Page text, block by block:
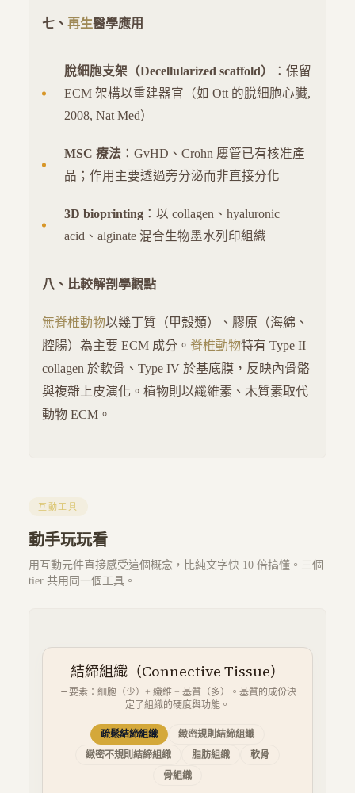
七、 再生醫學應用
脫細胞支架（Decellularized scaffold）
：保留
ECM 架構以重建器官（如 Ott 的脫細胞心臟,
2008, Nat Med）
MSC 療法 ：GvHD、Crohn 廔管已有核准產
品；作用主要透過旁分泌而非直接分化
3D bioprinting ：以 collagen、hyaluronic
acid、alginate 混合生物墨水列印組織
八、比較解剖學觀點
無脊椎動物以幾丁質（甲殼類）、膠原（海綿、
腔腸）為主要 ECM 成分。 脊椎動物特有 Type II
collagen 於軟骨、Type IV 於基底膜，反映內骨骼
與複雜上皮演化。植物則以纖維素、木質素取代
動物 ECM。
互動工具
動手玩玩看
用互動元件直接感受這個概念，比純文字快 10 倍搞懂。三個
tier 共用同一個工具。
結締組織（Connective Tissue）
三要素：細胞（少）+ 纖維 + 基質（多）。基質的成份決
定了組織的硬度與功能。
疏鬆結締組織
緻密規則結締組織
緻密不規則結締組織
脂肪組織
軟骨
骨組織